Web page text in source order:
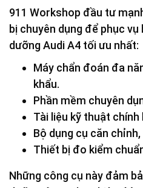
911 Workshop đầu tư
bị chuyên dụng để phục vụ
dưỡng Audi A4 tối ưu nhất:
Máy chẩn đoán đa
khẩu.
Phần mềm chuyên
Tài liệu kỹ thuật chính
Bộ dụng cụ căn
Thiết bị đo kiểm
Những công cụ này đảm